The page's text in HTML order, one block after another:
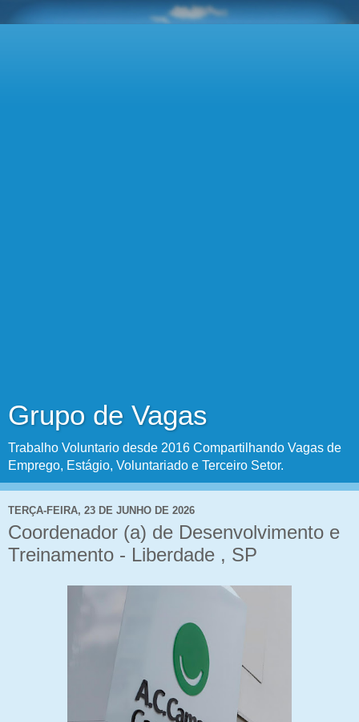
Grupo de Vagas
Trabalho Voluntario desde 2016 Compartilhando Vagas de
Emprego, Estágio, Voluntariado e Terceiro Setor.
TERÇA-FEIRA, 23 DE JUNHO DE 2026
Coordenador (a) de Desenvolvimento e
Treinamento - Liberdade , SP